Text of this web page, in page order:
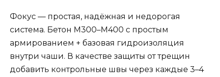
Фокус — простая, надёжная и недорогая
система. Бетон М300–М400 с простым
армированием + базовая гидроизоляция
внутри чаши. В качестве защиты от трещин
добавить контрольные швы через каждые 3–4